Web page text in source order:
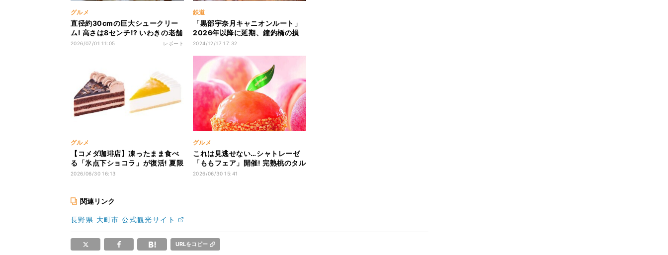
グルメ
直径約30cmの巨大シュークリー
ム! 高さは8センチ!? いわきの老舗
洋菓子店「超特大ジャンボシュ
2026/07/01 11:05 レポート
鉄道
「黒部宇奈月キャニオンルート」
2026年以降に延期、鐘釣橋の損
傷で
2024/12/17 17:32
グルメ
【コメダ珈琲店】凍ったまま食べ
る「氷点下ショコラ」が復活! 夏限
定ケーキ3種登場
2026/06/30 16:13
グルメ
これは見逃せない…シャトレーゼ
「ももフェア」開催! 完熟桃のタル
ト、白桃ケーキ、100円台アイス
2026/06/30 15:41
関連リンク
長野県 大町市 公式観光サイト
URLをコピー